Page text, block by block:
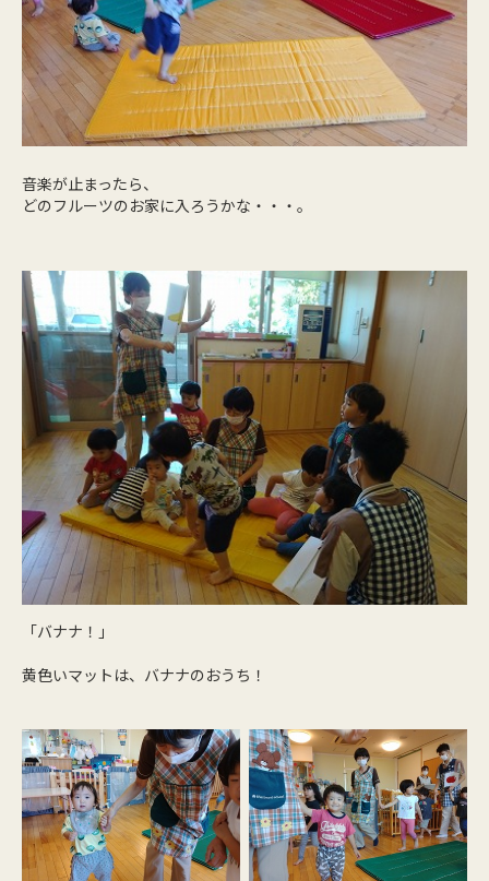
音楽が止まったら、
どのフルーツのお家に入ろうかな・・・。
「バナナ！」
黄色いマットは、バナナのおうち！